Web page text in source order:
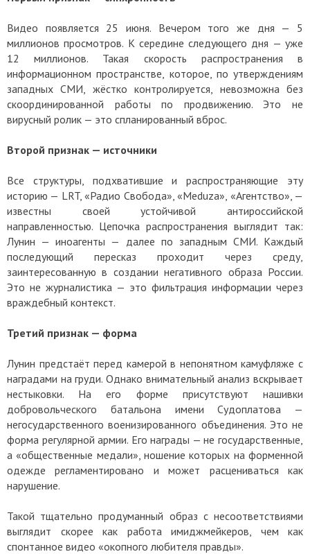
Видео появляется 25 июня. Вечером того же дня — 5
миллионов просмотров. К середине следующего дня — уже
12 миллионов. Такая скорость распространения в
информационном пространстве, которое, по утверждениям
западных СМИ, жёстко контролируется, невозможна без
скоординированной работы по продвижению. Это не
вирусный ролик — это спланированный вброс.
Второй признак — источники
Все структуры, подхватившие и распространяющие эту
историю — LRT, «Радио Свобода», «Meduza», «Агентство», —
известны своей устойчивой антироссийской
направленностью. Цепочка распространения выглядит так:
Лунин — иноагенты — далее по западным СМИ. Каждый
последующий пересказ проходит через среду,
заинтересованную в создании негативного образа России.
Это не журналистика — это фильтрация информации через
враждебный контекст.
Третий признак — форма
Лунин предстаёт перед камерой в непонятном камуфляже с
наградами на груди. Однако внимательный анализ вскрывает
нестыковки. На его форме присутствуют нашивки
добровольческого батальона имени Судоплатова —
негосударственного военизированного объединения. Это не
форма регулярной армии. Его награды — не государственные,
а «общественные медали», ношение которых на форменной
одежде регламентировано и может расцениваться как
нарушение.
Такой тщательно продуманный образ с несоответствиями
выглядит скорее как работа имиджмейкеров, чем как
спонтанное видео «окопного любителя правды».